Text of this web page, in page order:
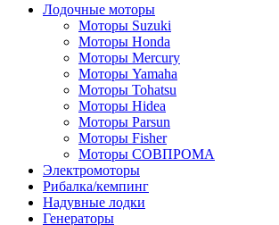
Лодочные моторы
Моторы Suzuki
Моторы Honda
Моторы Mercury
Моторы Yamaha
Моторы Tohatsu
Моторы Hidea
Моторы Parsun
Моторы Fisher
Моторы СОВПРОМА
Электромоторы
Рибалка/кемпинг
Надувные лодки
Генераторы